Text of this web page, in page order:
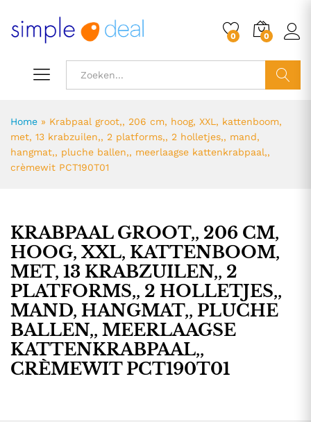
0 0
Home » Krabpaal groot,, 206 cm, hoog, XXL, kattenboom,
met, 13 krabzuilen,, 2 platforms,, 2 holletjes,, mand,
hangmat,, pluche ballen,, meerlaagse kattenkrabpaal,,
crèmewit PCT190T01
KRABPAAL GROOT,, 206 CM,
HOOG, XXL, KATTENBOOM,
MET, 13 KRABZUILEN,, 2
PLATFORMS,, 2 HOLLETJES,,
MAND, HANGMAT,, PLUCHE
BALLEN,, MEERLAAGSE
KATTENKRABPAAL,,
CRÈMEWIT PCT190T01